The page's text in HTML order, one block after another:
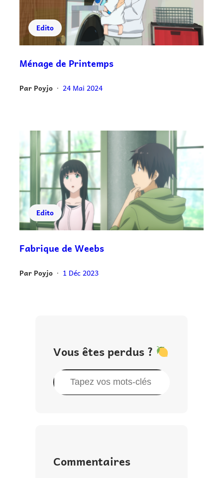
Edito
Ménage de Printemps
Par Poyjo • 24 Mai 2024
Edito
Fabrique de Weebs
Par Poyjo • 1 Déc 2023
Vous êtes perdus ?
R
e
c
Commentaires